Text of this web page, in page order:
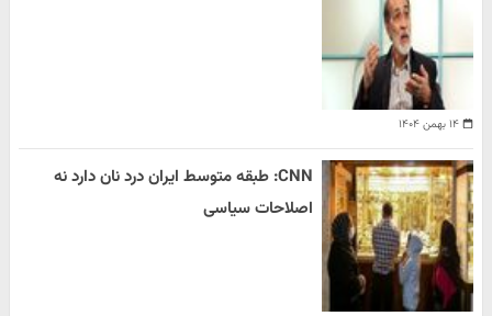
۱۴ بهمن ۱۴۰۴
CNN: طبقه متوسط ایران درد نان دارد نه
اصلاحات سیاسی